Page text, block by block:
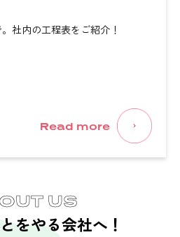
社内の工程表をご紹介！
Read more
US
をやる会社へ！